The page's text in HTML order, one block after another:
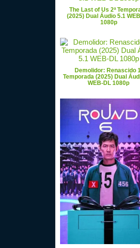
The Last of Us 2ª
(2025) Dual Áudio 5.1
1080p
Demolidor: Renascido
Temporada (2025) Dual
WEB-DL 1080p